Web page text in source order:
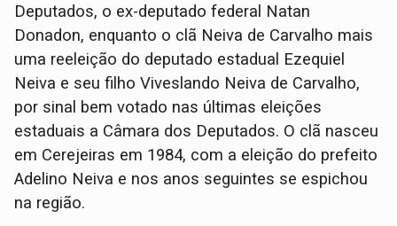
Deputados, o ex-deputado federal Natan
Donadon, enquanto o clã Neiva de Carvalho mais
uma reeleição do deputado estadual Ezequiel
Neiva e seu filho Viveslando Neiva de Carvalho,
por sinal bem votado nas últimas eleições
estaduais a Câmara dos Deputados. O clã nasceu
em Cerejeiras em 1984, com a eleição do prefeito
Adelino Neiva e nos anos seguintes se espichou
na região.